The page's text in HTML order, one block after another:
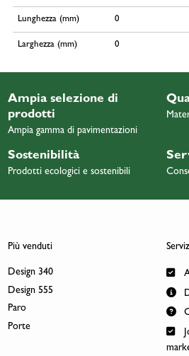
Lunghezza (mm) 0
Larghezza (mm) 0
Ampia selezione di
prodotti
Ampia gamma di pavimentazioni
Sostenibilità
Prodotti ecologici e sostenibili
Più venduti
Design 340
Design 555
Paro
Porte